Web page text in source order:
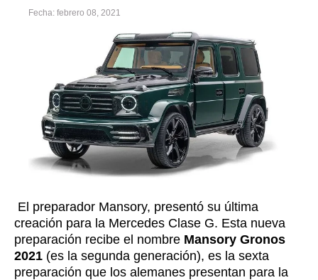
Fecha: febrero 08, 2021
El preparador Mansory, presentó su última
creación para la Mercedes Clase G. Esta nueva
preparación recibe el nombre Mansory Gronos
2021 (es la segunda generación), es la sexta
preparación que los alemanes presentan para la